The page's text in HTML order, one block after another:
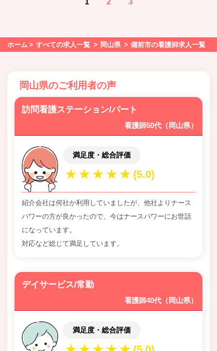
1 2 3
ホーム すべての求人一覧 岡山県 備前市の看護師求人一覧
岡山県のご利用者の声
訪問看護ステーション/パート
看護師50代（岡山県）
満足度・総合評価
紹介会社は何社か利用していましたが、他社よりナース
パワーの方が良かったので、今はナースパワーにお世話
になっています。
対応など総じて満足しています。
デイサービス/常勤
看護師40代（岡山県）
満足度・総合評価